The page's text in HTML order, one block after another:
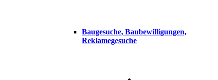
Baugesuche, Baubewilligungen,
Reklamegesuche